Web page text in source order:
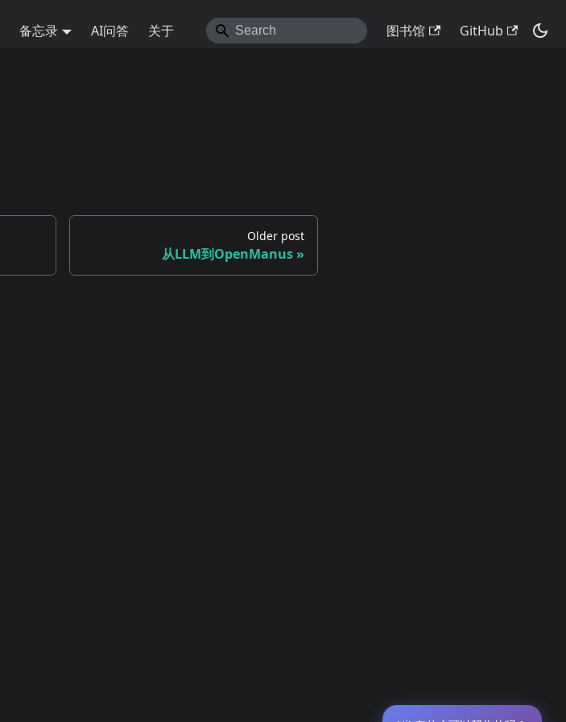
备忘录 AI问答 关于 图书馆 GitHub
Older post
从LLM到OpenManus